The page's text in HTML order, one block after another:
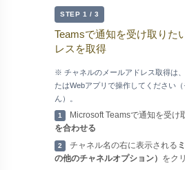
STEP 1 / 3
Teamsで通知を受け取りた
レスを取得
※ チャネルのメールアドレス取得は
たはWebアプリで操作してください
ん）。
1 Microsoft Teamsで通知を受け
を合わせる
2 チャネル名の右に表示される
の他のチャネルオプション） をク